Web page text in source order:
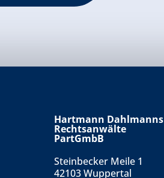
Hartmann Dahlmanns
Rechtsanwälte
PartGmbB
Steinbecker Meile 1
42103 Wuppertal